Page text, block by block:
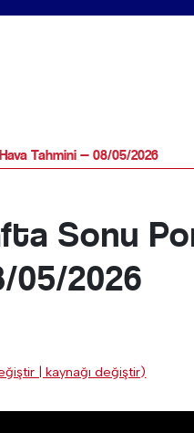
Tahmini — 08/05/2026
Sonu
05/2026
| kaynağı değiştir)